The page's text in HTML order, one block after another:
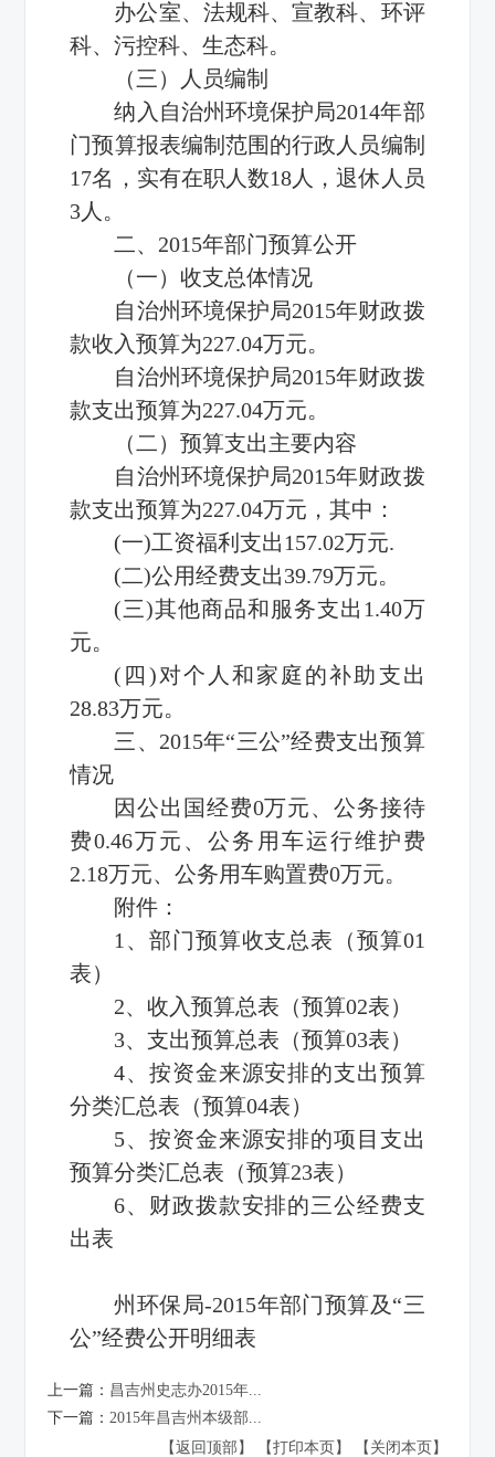
办公室、法规科、宣教科、环评
科、污控科、生态科。
（三）人员编制
纳入自治州环境保护局2014年部
门预算报表编制范围的行政人员编制
17名，实有在职人数18人，退休人员
3人。
二、2015年部门预算公开
（一）收支总体情况
自治州环境保护局2015年财政拨
款收入预算为227.04万元。
自治州环境保护局2015年财政拨
款支出预算为227.04万元。
（二）预算支出主要内容
自治州环境保护局2015年财政拨
款支出预算为227.04万元，其中：
(一)工资福利支出157.02万元.
(二)公用经费支出39.79万元。
(三)其他商品和服务支出1.40万
元。
(四)对个人和家庭的补助支出
28.83万元。
三、2015年“三公”经费支出预算
情况
因公出国经费0万元、公务接待
费0.46万元、公务用车运行维护费
2.18万元、公务用车购置费0万元。
附件：
1、部门预算收支总表（预算01
表）
2、收入预算总表（预算02表）
3、支出预算总表（预算03表）
4、按资金来源安排的支出预算
分类汇总表（预算04表）
5、按资金来源安排的项目支出
预算分类汇总表（预算23表）
6、财政拨款安排的三公经费支
出表
州环保局-2015年部门预算及“三
公”经费公开明细表
上一篇： 昌吉州史志办2015年...
下一篇： 2015年昌吉州本级部...
【返回顶部】
【打印本页】 【关闭本页】